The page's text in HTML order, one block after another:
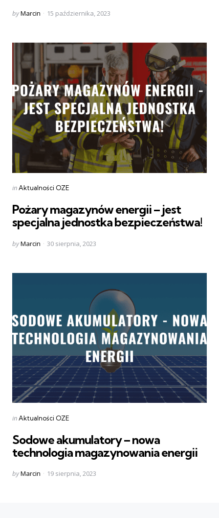
Posted
byMarcin 15 października, 2023
Categories
Posted
inAktualności OZE
Pożary magazynów energii – jest
specjalna jednostka bezpieczeństwa!
Posted
byMarcin 30 sierpnia, 2023
Categories
Posted
inAktualności OZE
Sodowe akumulatory – nowa
technologia magazynowania energii
Posted
byMarcin 19 sierpnia, 2023